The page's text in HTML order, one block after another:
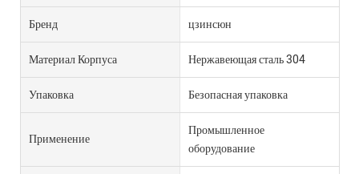
Бренд цзинсюн
Материал Корпуса Нержавеющая сталь 304
Упаковка Безопасная упаковка
Применение
Промышленное
оборудование